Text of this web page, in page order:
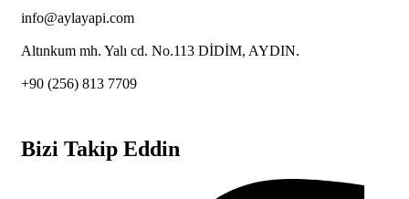
info@aylayapi.com
Altınkum mh. Yalı cd. No.113 DİDİM, AYDIN.
+90 (256) 813 7709
Bizi Takip Eddin